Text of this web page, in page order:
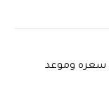
تعرف على سعره وموعد